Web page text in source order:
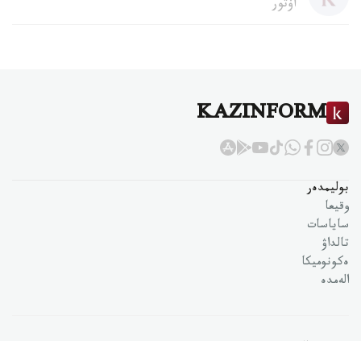
اۆتور
KAZINFORM
بوليمدەر
وقيعا
ساياسات
تالداۋ
ەكونوميكا
الەمدە